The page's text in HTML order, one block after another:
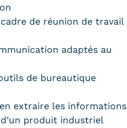
de réunion de travail
adaptés au
de bureautique
extraire les informations
produit industriel